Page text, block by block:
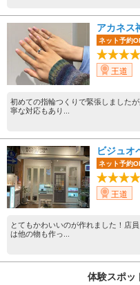
アカネス
ネット予約
王道
初めての指輪つくりで緊張しました
寧な対応もあり...
ビジュオ
ネット予約
王道
とてもかわいいのが作れました！店
は他の物も作っ...
体験スポッ